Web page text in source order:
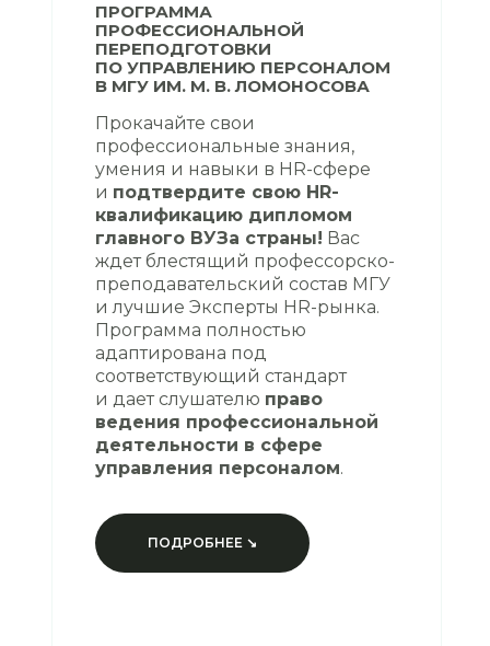
ПОДРОБНЕЕ ↘
Прокачайте свои
профессиональные знания,
умения и навыки в HR-сфере
и подтвердите свою HR-
квалификацию дипломом
главного ВУЗа страны! Вас
ждет блестящий профессорско-
преподавательский состав МГУ
и лучшие Эксперты HR-рынка.
Программа полностью
адаптирована под
соответствующий стандарт
и дает слушателю право
ведения профессиональной
деятельности в сфере
управления персоналом.
ПРОГРАММА
ПРОФЕССИОНАЛЬНОЙ
ПЕРЕПОДГОТОВКИ
ПО УПРАВЛЕНИЮ ПЕРСОНАЛОМ
В МГУ ИМ. М. В. ЛОМОНОСОВА